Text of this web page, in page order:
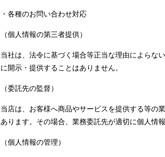
・各種のお問い合わせ対応
（個人情報の第三者提供）
当社は、法令に基づく場合等正当な理由によらな
に開示・提供することはありません。
（委託先の監督）
当店は、お客様へ商品やサービスを提供する等の
あります。その場合、業務委託先が適切に個人情
（個人情報の管理）